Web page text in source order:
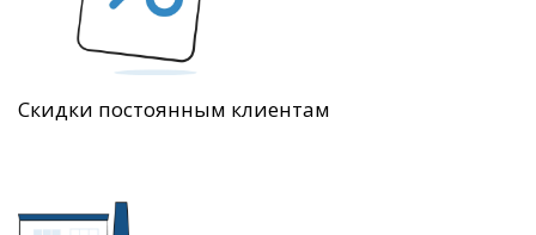
Скидки постоянным клиентам